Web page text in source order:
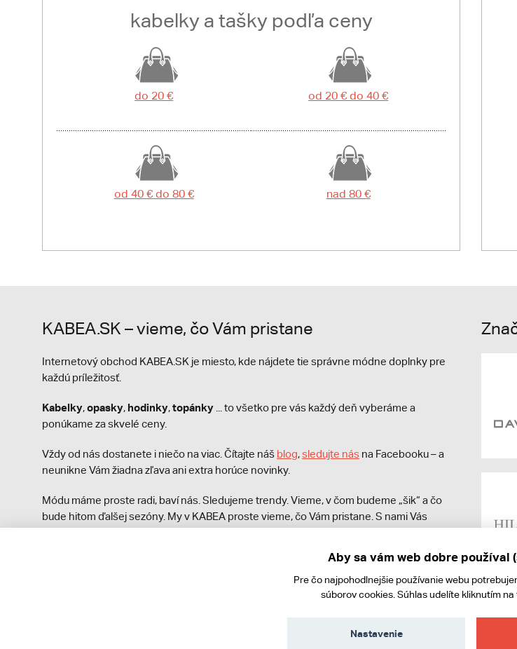
kabelky a tašky podľa ceny
do 20 € od 20 € do 40 €
od 40 € do 80 € nad 80 €
KABEA.SK – vieme, čo Vám pristane
Internetový obchod KABEA.SK je miesto, kde nájdete tie správne módne doplnky pre
každú príležitosť.
Kabelky,opasky, hodinky,topánky ... to všetko pre vás každý deň vyberáme a
ponúkame za skvelé ceny.
Vždy od nás dostanete i niečo na viac. Čítajte náš blog,sledujte nás na Facebooku – a
neunikne Vám žiadna zľava ani extra horúce novinky.
Módu máme proste radi, baví nás. Sledujeme trendy. Vieme, v čom budeme „šik“ a čo
bude hitom ďalšej sezóny. My v KABEA proste vieme, čo Vám pristane. S nami Vás
Aby sa vám web dobre používal
Pre čo najpohodlnejšie používanie webu
súborov cookies. Súhlas udelíte kliknutím na
Nastavenie